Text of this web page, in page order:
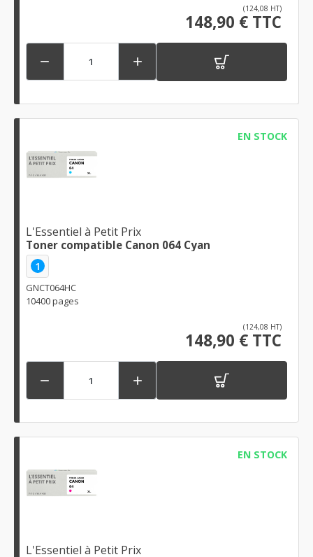
(124,08 HT)
148,90 € TTC
 
EN STOCK
L'Essentiel à Petit Prix
Toner compatible Canon 064 Cyan
1
GNCT064HC
10400 pages
(124,08 HT)
148,90 € TTC
 
EN STOCK
L'Essentiel à Petit Prix